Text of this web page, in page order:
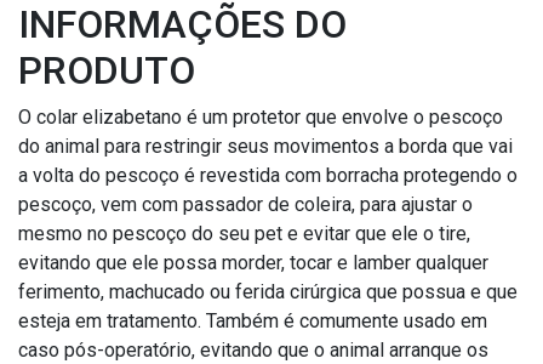
INFORMAÇÕES DO
PRODUTO
O colar elizabetano é um protetor que envolve o pescoço
do animal para restringir seus movimentos a borda que vai
a volta do pescoço é revestida com borracha protegendo o
pescoço, vem com passador de coleira, para ajustar o
mesmo no pescoço do seu pet e evitar que ele o tire,
evitando que ele possa morder, tocar e lamber qualquer
ferimento, machucado ou ferida cirúrgica que possua e que
esteja em tratamento. Também é comumente usado em
caso pós-operatório, evitando que o animal arranque os